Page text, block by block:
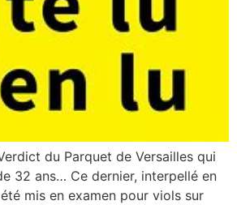
du Parquet de Versailles qui
32 ans… Ce dernier, interpellé en
mis en examen pour viols sur